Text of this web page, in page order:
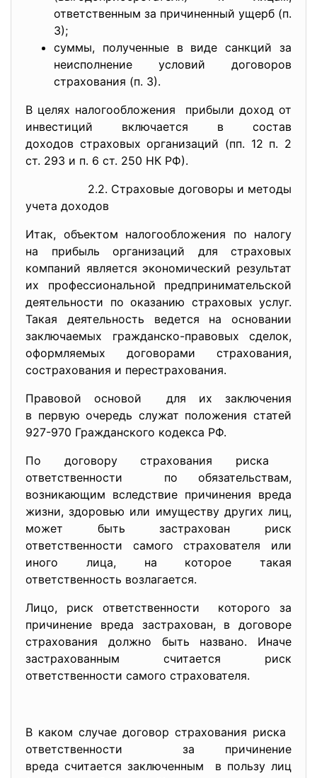
ответственным за причиненный ущерб (п.
3);
суммы, полученные в виде санкций за
неисполнение условий договоров
страхования (п. 3).
В целях налогообложения прибыли доход от
инвестиций включается в состав
доходов страховых организаций (пп. 12 п. 2
ст. 293 и п. 6 ст. 250 НК РФ).
2.2. Страховые договоры и методы
учета доходов
Итак, объектом налогообложения по налогу
на прибыль организаций для страховых
компаний является экономический результат
их профессиональной предпринимательской
деятельности по оказанию страховых услуг.
Такая деятельность ведется на основании
заключаемых гражданско-правовых сделок,
оформляемых договорами страхования,
сострахования и перестрахования.
Правовой основой для их заключения
в первую очередь служат положения статей
927-970 Гражданского кодекса РФ.
По договору страхования риска
ответственности по обязательствам,
возникающим вследствие причинения вреда
жизни, здоровью или имуществу других лиц,
может быть застрахован риск
ответственности самого страхователя или
иного лица, на которое такая
ответственность возлагается.
Лицо, риск ответственности которого за
причинение вреда застрахован, в договоре
страхования должно быть названо. Иначе
застрахованным считается риск
ответственности самого страхователя.
В каком случае договор страхования риска
ответственности за причинение
вреда считается заключенным в пользу лиц